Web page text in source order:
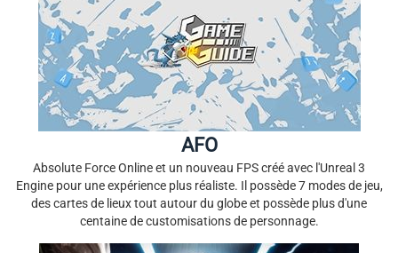
AFO
Absolute Force Online et un nouveau FPS créé avec l'Unreal 3
Engine pour une expérience plus réaliste. Il possède 7 modes de jeu,
des cartes de lieux tout autour du globe et possède plus d'une
centaine de customisations de personnage.